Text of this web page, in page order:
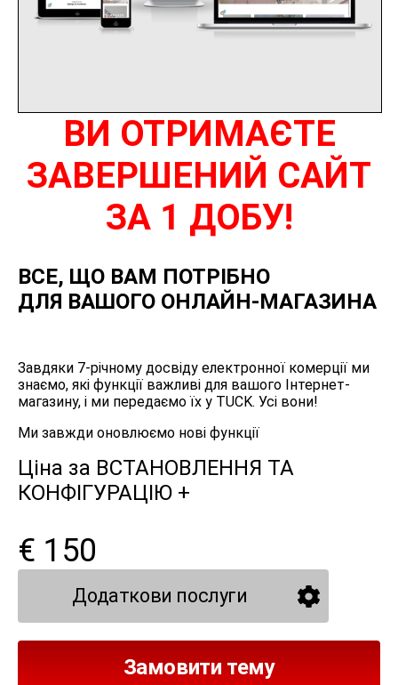
ВИ ОТРИМАЄТЕ
ЗАВЕРШЕНИЙ САЙТ
ЗА 1 ДОБУ!
ВСЕ, ЩО ВАМ ПОТРІБНО
ДЛЯ ВАШОГО ОНЛАЙН-МАГАЗИНА
Завдяки 7-річному досвіду електронної комерції ми
знаємо, які функції важливі для вашого Інтернет-
магазину, і ми передаємо їх у TUCK. Усі вони!
Ми завжди оновлюємо нові функції
Ціна за ВСТАНОВЛЕННЯ ТА
КОНФІГУРАЦІЮ +
€ 150
Додаткови послуги
Замовити тему